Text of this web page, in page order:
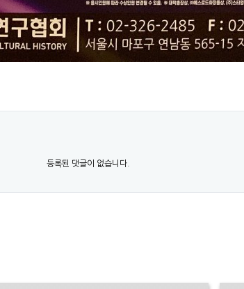
등록된 댓글이 없습니다.